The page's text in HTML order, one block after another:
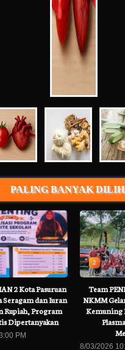
PALING BANYAK
2 Kota Pasuruan
Seragam dan Iuran
Rupiah, Program
Dipertanyakan
PM
2
Team
NKMM
Kemuning
8/03/2026